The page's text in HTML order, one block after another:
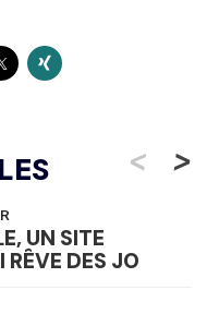
<
UN SITE
RÊVE DES JO
>